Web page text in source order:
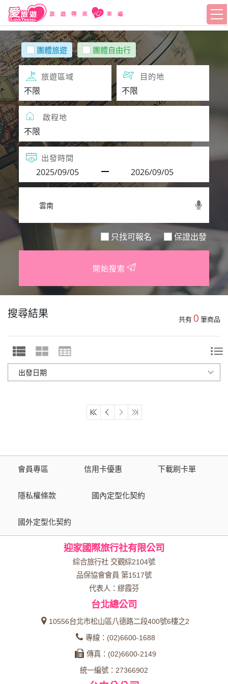
團體旅遊 團體自由行
旅遊區域 目的地
啟程地
出發時間
只找可報名 保證出發
開始搜索
搜尋結果 共有 0 筆商品
會員專區 信用卡優惠 下載刷卡單
隱私權條款 國內定型化契約
國外定型化契約
迎家國際旅行社有限公司
綜合旅行社 交觀綜2104號
品保協會會員 第1517號
代表人：繆霞芬
台北總公司
10556台北市松山區八德路二段400號6樓之2
專線：(02)6600-1688
傳真：(02)6600-2149
統一編號：27366902